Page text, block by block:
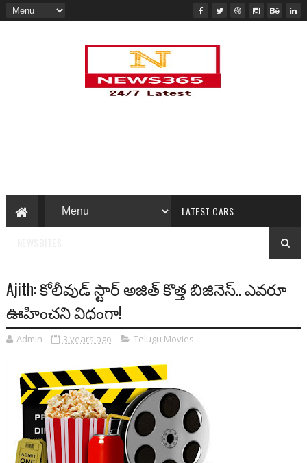
LATEST CARS
Ajith: కోలీవుడ్ స్టార్ అజిత్ కొత్త బిజినెస్.. ఎవ‌రూ
ఊహించ‌ని విధంగా!
Admin 3 years ago Telugu Movies